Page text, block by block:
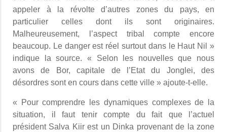
appeler à la révolte d’autres zones du pays, en
particulier celles dont ils sont originaires.
Malheureusement, l’aspect tribal compte encore
beaucoup. Le danger est réel surtout dans le Haut Nil »
indique la source. « Selon les nouvelles que nous
avons de Bor, capitale de l’Etat du Jonglei, des
désordres sont en cours dans cette ville » ajoute-t-elle.
« Pour comprendre les dynamiques complexes de la
situation, il faut tenir compte du fait que l’actuel
président Salva Kiir est un Dinka provenant de la zone